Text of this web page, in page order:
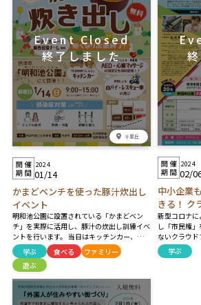
千里丘
2024
01/14
かまどベンチを使った豚汁炊出し
イベント
明和池公園に設置されている「かまどベン
チ」を実際に活用し、豚汁の炊出し訓練イベ
ントを行います。 当日はキッチンカー、摂津
市消防本部によるAED・心臓マッサージ講
習、摂津警察による白バイ・レスキュー車の
展示やシオノギレインボーストークス兵庫の
選手による交流イベントを予定！ ※雨天の
場合は中止します※ ※豚汁は用意数がすべ
て提供次第終了とさせて頂きます※
学ぶ 食べる
ファミリー
遊ぶ
2024
02/
中小企業
きる！ ク
チャレン
ィング活
新型コロナ
し「市民権
ないクラウ
や個人事業主
ングにチャレ
学ぶ